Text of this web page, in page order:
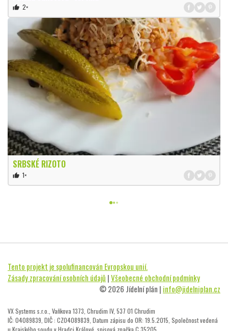
thumb_up 2×
SRBSKÉ RIZOTO
thumb_up 1×
Tento projekt je spolufinancován Evropskou unií.
Zásady zpracování osobních údajů |Všeobecné obchodní podmínky
© 2026 Jídelní plán | info@jidelniplan.cz
VX Systems s.r.o., Vaňkova 1373, Chrudim IV, 537 01 Chrudim
IČ: 04089839, DIČ : CZ04089839, Datum zápisu do OR: 19.5.2015, Společnost vedená
u Krajského soudu v Hradci Králové, spisová značka C 35205